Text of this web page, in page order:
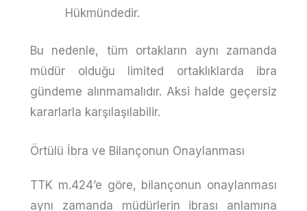
Hükmündedir.
Bu nedenle, tüm ortakların aynı zamanda
müdür olduğu limited ortaklıklarda ibra
gündeme alınmamalıdır. Aksi halde geçersiz
kararlarla karşılaşılabilir.
Örtülü İbra ve Bilançonun Onaylanması
TTK m.424’e göre, bilançonun onaylanması
aynı zamanda müdürlerin ibrası anlamına